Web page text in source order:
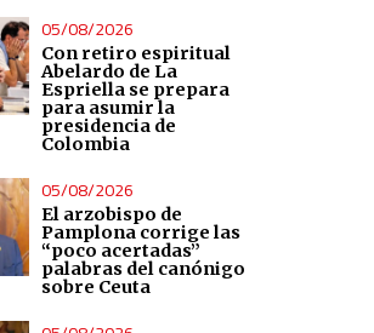
05/08/2026
Con retiro espiritual
Abelardo de La
Espriella se prepara
para asumir la
presidencia de
Colombia
05/08/2026
El arzobispo de
Pamplona corrige las
“poco acertadas”
palabras del canónigo
sobre Ceuta